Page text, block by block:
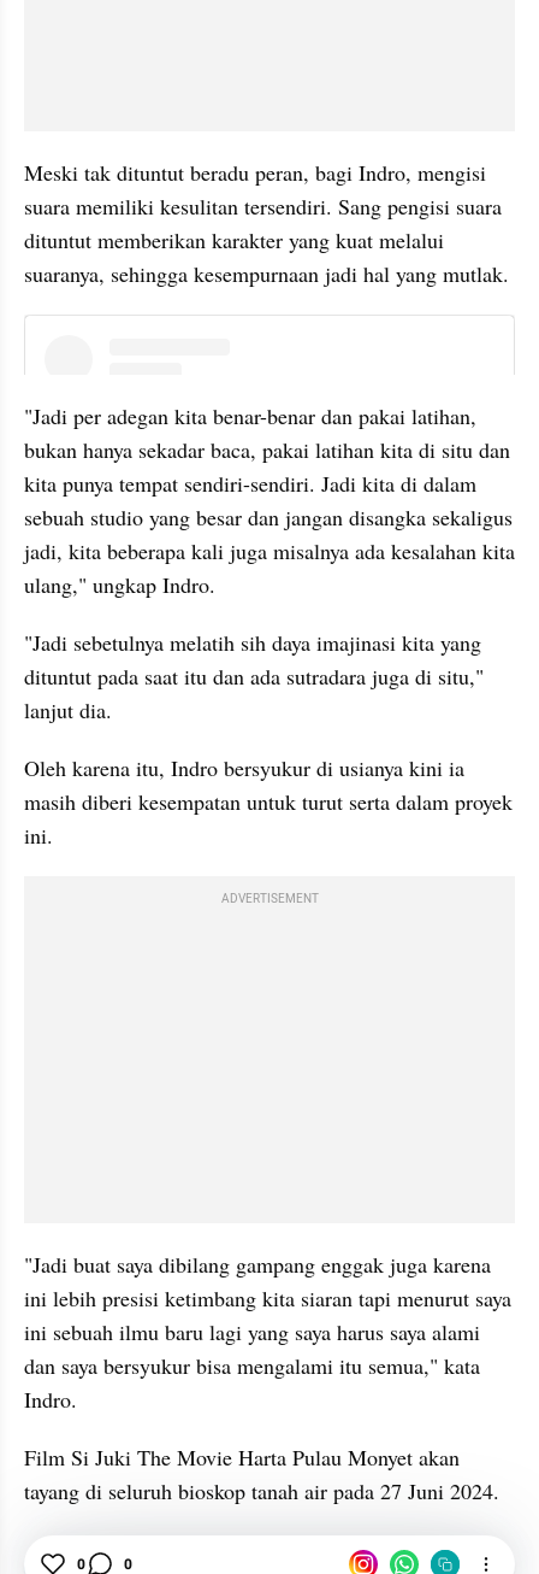
Meski tak dituntut beradu peran, bagi Indro, mengisi
suara memiliki kesulitan tersendiri. Sang pengisi suara
dituntut memberikan karakter yang kuat melalui
suaranya, sehingga kesempurnaan jadi hal yang mutlak.
"Jadi per adegan kita benar-benar dan pakai latihan,
bukan hanya sekadar baca, pakai latihan kita di situ dan
kita punya tempat sendiri-sendiri. Jadi kita di dalam
sebuah studio yang besar dan jangan disangka sekaligus
jadi, kita beberapa kali juga misalnya ada kesalahan kita
ulang," ungkap Indro.
"Jadi sebetulnya melatih sih daya imajinasi kita yang
dituntut pada saat itu dan ada sutradara juga di situ,"
lanjut dia.
Oleh karena itu, Indro bersyukur di usianya kini ia
masih diberi kesempatan untuk turut serta dalam proyek
ini.
ADVERTISEMENT
"Jadi buat saya dibilang gampang enggak juga karena
ini lebih presisi ketimbang kita siaran tapi menurut saya
ini sebuah ilmu baru lagi yang saya harus saya alami
dan saya bersyukur bisa mengalami itu semua," kata
Indro.
Film Si Juki The Movie Harta Pulau Monyet akan
tayang di seluruh bioskop tanah air pada 27 Juni 2024.
Hiburan Si Juki
0 0